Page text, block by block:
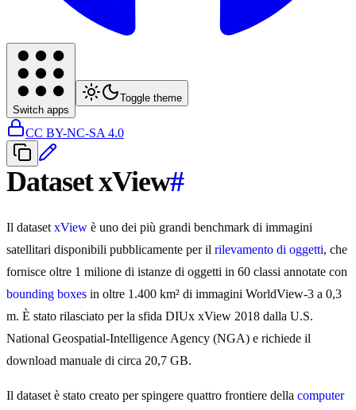
Switch apps
Toggle theme
CC BY-NC-SA 4.0
Dataset xView#
Il dataset xView è uno dei più grandi benchmark di immagini
satellitari disponibili pubblicamente per il rilevamento di oggetti, che
fornisce oltre 1 milione di istanze di oggetti in 60 classi annotate con
bounding boxes in oltre 1.400 km² di immagini WorldView-3 a 0,3
m. È stato rilasciato per la sfida DIUx xView 2018 dalla U.S.
National Geospatial-Intelligence Agency (NGA) e richiede il
download manuale di circa 20,7 GB.
Il dataset è stato creato per spingere quattro frontiere della computer